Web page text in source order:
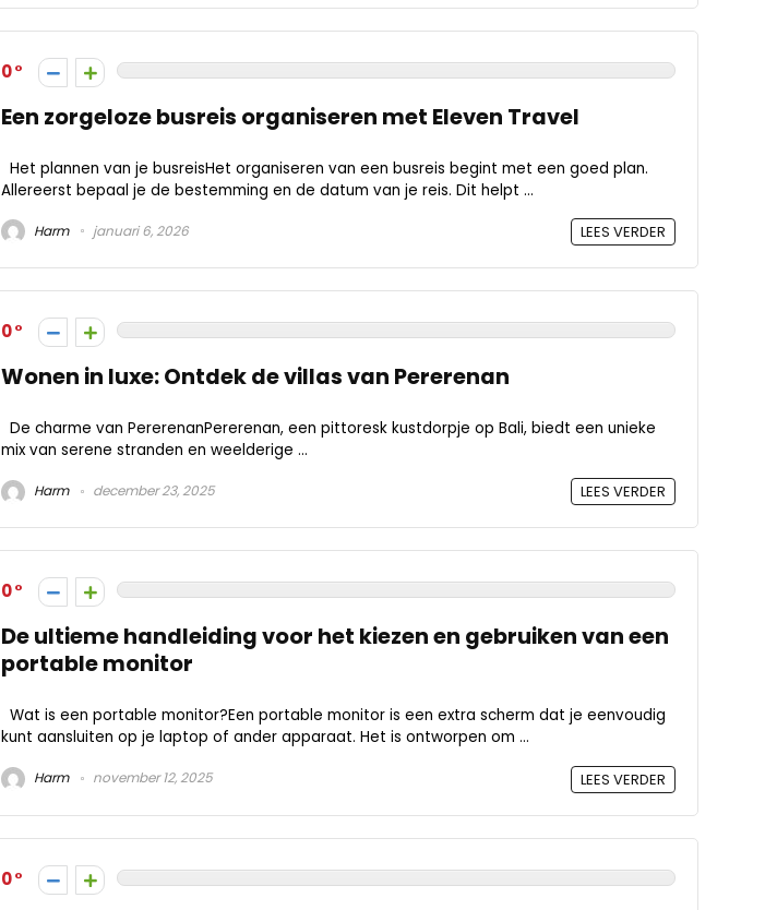
0
Een zorgeloze busreis organiseren met Eleven Travel
Het plannen van je busreisHet organiseren van een busreis begint met een goed plan.
Allereerst bepaal je de bestemming en de datum van je reis. Dit helpt ...
Harm januari 6, 2026 LEES VERDER
0
Wonen in luxe: Ontdek de villas van Pererenan
De charme van PererenanPererenan, een pittoresk kustdorpje op Bali, biedt een unieke
mix van serene stranden en weelderige ...
Harm december 23, 2025 LEES VERDER
0
De ultieme handleiding voor het kiezen en gebruiken van een
portable monitor
Wat is een portable monitor?Een portable monitor is een extra scherm dat je eenvoudig
kunt aansluiten op je laptop of ander apparaat. Het is ontworpen om ...
Harm november 12, 2025 LEES VERDER
0